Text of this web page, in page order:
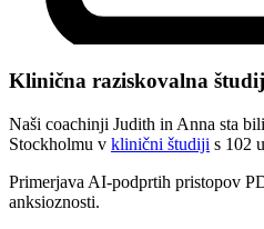
Klinična raziskovalna
Naši coachinji Judith in Anna sta
Stockholmu v klinični študiji s 102
Primerjava AI-podprtih pristopov
anksioznosti.